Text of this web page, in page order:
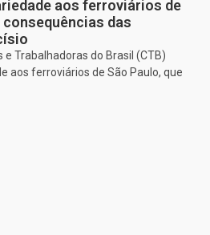
aos ferroviários de
consequências das
Trabalhadoras do Brasil (CTB)
aos ferroviários de São Paulo, que